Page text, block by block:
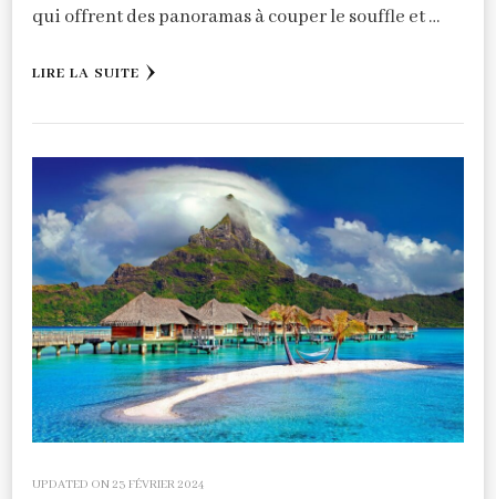
qui offrent des panoramas à couper le souffle et …
LIRE LA SUITE
UPDATED ON23 FÉVRIER 2024